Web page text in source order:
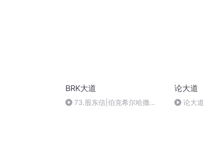
BRK大道
73.股东信|伯克希尔哈撒
论大道
论大道